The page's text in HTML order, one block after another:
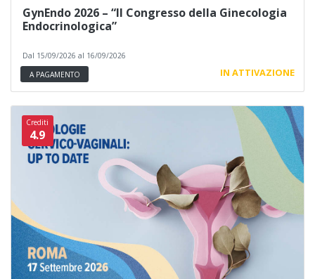
GynEndo 2026 – “Il Congresso della Ginecologia
Endocrinologica”
Dal 15/09/2026 al 16/09/2026
A PAGAMENTO
IN ATTIVAZIONE
Crediti
4.9